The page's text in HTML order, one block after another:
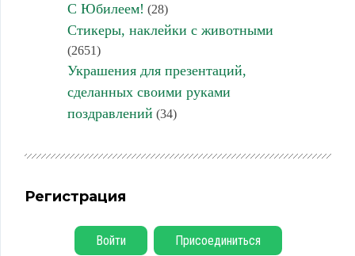
С Юбилеем! (28)
Стикеры, наклейки с животными
(2651)
Украшения для презентаций,
сделанных своими руками
поздравлений (34)
Регистрация
Войти Присоединиться